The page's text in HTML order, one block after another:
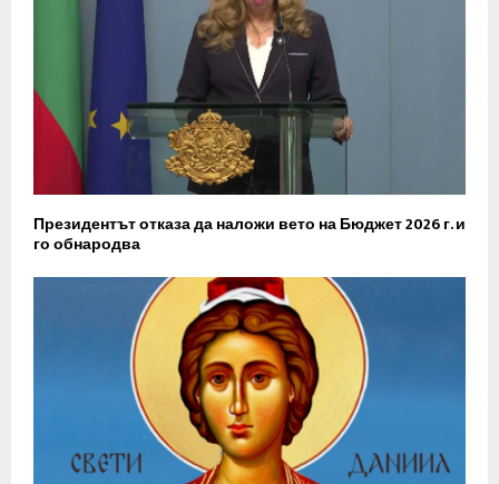
Президентът отказа да наложи вето на Бюджет 2026 г. и
го обнародва